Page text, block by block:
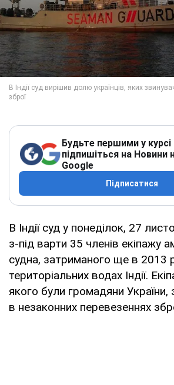
Будьте першими у
підпишіться на Новини
Google
Підписатися
В Індії суд у понеділок, 27
з-під варти 35 членів екіпажу
судна, затриманого ще в 2013
територіальних водах Індії.
якого були громадяни України,
в незаконних перевезеннях